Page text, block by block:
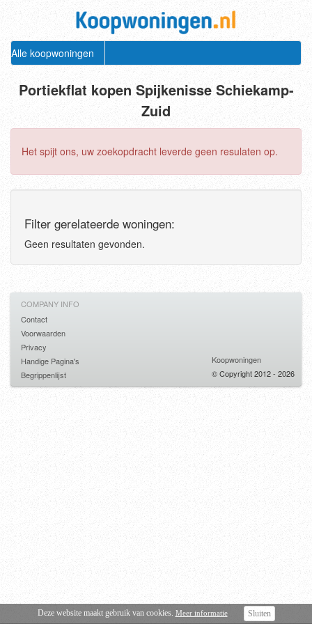
Alle koopwoningen
Portiekflat kopen Spijkenisse Schiekamp-
Zuid
Het spijt ons, uw zoekopdracht leverde geen resulaten op.
Filter gerelateerde woningen:
Geen resultaten gevonden.
Deze website maakt gebruik van cookies. Meer informatie Sluiten
COMPANY INFO
Contact
Voorwaarden
Privacy
Handige Pagina's
Begrippenlijst
Koopwoningen
© Copyright 2012 - 2026